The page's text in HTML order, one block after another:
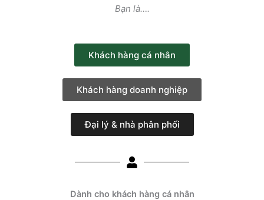
Bạn là….
Khách hàng cá nhân
Khách hàng doanh nghiệp
Đại lý & nhà phân phối
Dành cho khách hàng cá nhân